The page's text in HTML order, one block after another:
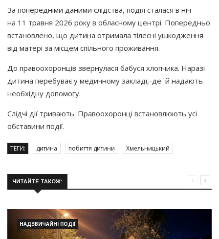
За попередніми даними слідства, подія сталася в ніч
на 11 травня 2026 року в обласному центрі. Попередньо
встановлено, що дитина отримала тілесні ушкодження
від матері за місцем спільного проживання.
До правоохоронців звернулася бабуся хлопчика. Наразі
дитина перебуває у медичному закладі,-де їй надають
необхідну допомогу.
Слідчі дії тривають. Правоохоронці встановлюють усі
обставини події.
ТЕГИ: дитина побиття дитини Хмельницький
ЧИТАЙТЕ ТАКОЖ:
НАДЗВИЧАЙНІ ПОДІЇ